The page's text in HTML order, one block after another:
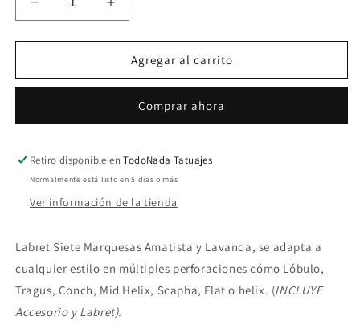
Reducir
cantidad
para
Siete
y
Aumentar
cantidad
para
Labret
Siete
Amatista
y
Agregar al carrito
Comprar ahora
Retiro disponible enTodoNada Tatuajes
Normalmente está listo en 5 días o más
Ver información de la tienda
Labret Siete Marquesas Amatista y Lavanda, se adapta a
cualquier estilo en múltiples perforaciones cómo Lóbulo,
Tragus, Conch, Mid Helix, Scapha, Flat o helix. (INCLUYE
Accesorio y Labret).